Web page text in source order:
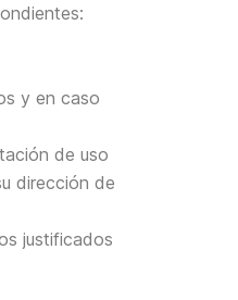
y en caso
de uso
dirección de
justificados